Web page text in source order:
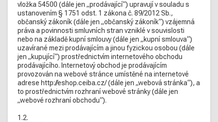
vložka 54500 (dále jen „prodávající“) upravují v souladu s
ustanovením § 1751 odst. 1 zákona č. 89/2012 Sb.,
občanský zákoník (dále jen „občanský zákoník“) vzájemná
práva a povinnosti smluvních stran vzniklé v souvislosti
nebo na základě kupní smlouvy (dále jen „kupní smlouva“)
uzavírané mezi prodávajícím a jinou fyzickou osobou (dále
jen „kupující“) prostřednictvím internetového obchodu
prodávajícího. Internetový obchod je prodávajícím
provozován na webové stránce umístěné na internetové
adrese http://eshop.ceiba.cz/ (dále jen „webová stránka“), a
to prostřednictvím rozhraní webové stránky (dále jen
„webové rozhraní obchodu“).
1.2.